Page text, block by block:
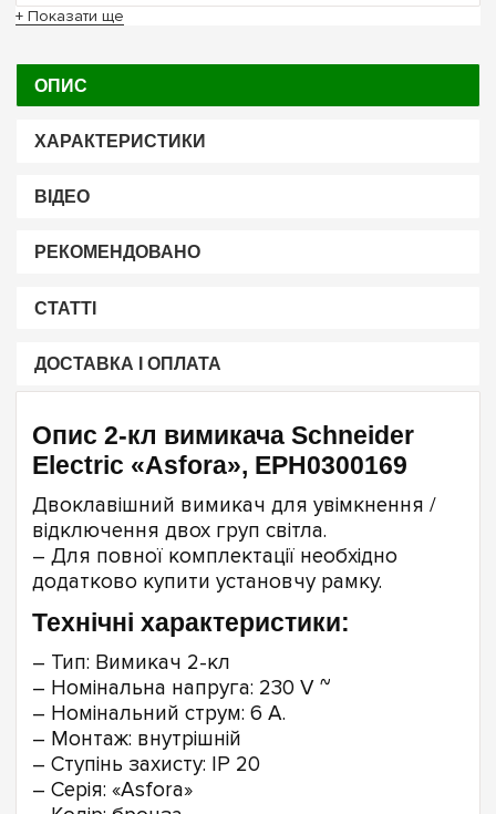
+ Показати ще
ОПИС
ХАРАКТЕРИСТИКИ
ВІДЕО
РЕКОМЕНДОВАНО
СТАТТІ
ДОСТАВКА І ОПЛАТА
Опис 2-кл вимикача Schneider
Electric «Asfora», EPH0300169
Двоклавішний вимикач для увімкнення /
відключення двох груп світла.
– Для повної комплектації необхідно
додатково купити установчу рамку.
Технічні характеристики:
– Тип: Вимикач 2-кл
– Номінальна напруга: 230 V ~
– Номінальний струм: 6 А.
– Монтаж: внутрішній
– Ступінь захисту: IP 20
– Серія: «Asfora»